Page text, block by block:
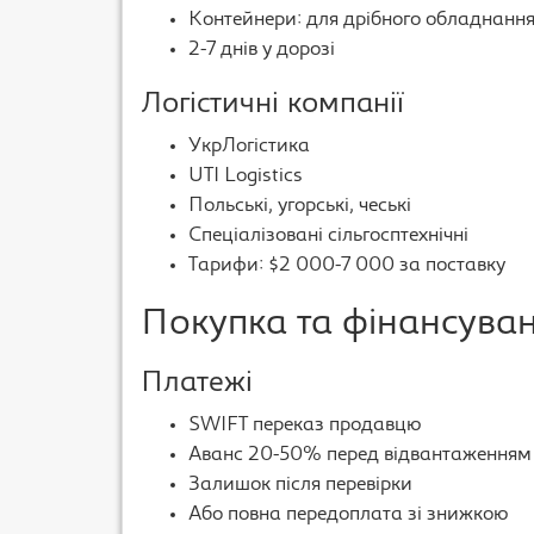
Контейнери: для дрібного обладнання
2-7 днів у дорозі
Логістичні компанії
УкрЛогістика
UTI Logistics
Польські, угорські, чеські
Спеціалізовані сільгосптехнічні
Тарифи: $2 000-7 000 за поставку
Покупка та
Платежі
SWIFT переказ продавцю
Аванс 20-50% перед відвантаженням
Залишок після перевірки
Або повна передоплата зі знижкою